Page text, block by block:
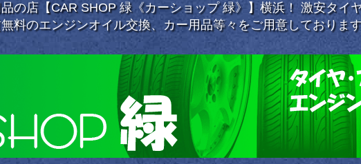
の店【CAR SHOP 緑《カーショップ 緑》】横浜！ 激安タイ
料のエンジンオイル交換、カー用品等々をご用意しております